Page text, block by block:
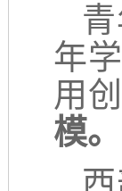
年
用
模。